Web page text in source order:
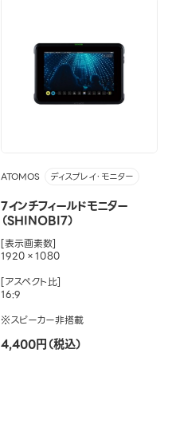
ATOMOS ディスプレイ・モニター
7インチフィールドモニター
（SHINOBI7）
[表示画素数]
1920×1080
[アスペクト比]
16:9
※スピーカー非搭載
4,400円（税込）